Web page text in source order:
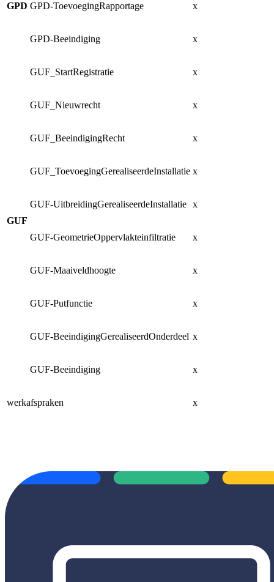
GPD GPD-ToevoegingRapportage x
GPD-Beeindiging x
GUF
GUF_StartRegistratie x
GUF_Nieuwrecht x
GUF_BeeindigingRecht x
GUF_ToevoegingGerealiseerdeInstallatie x
GUF-UitbreidingGerealiseerdeInstallatie x
GUF-GeometrieOppervlakteinfiltratie x
GUF-Maaiveldhoogte x
GUF-Putfunctie x
GUF-BeeindigingGerealiseerdOnderdeel x
GUF-Beeindiging x
werkafspraken x